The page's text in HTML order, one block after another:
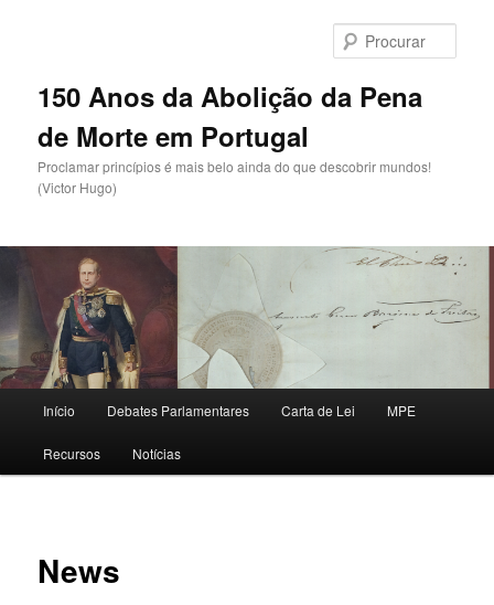
primário150 Anos da Abolição da Pena
de Morte em Portugal
Proclamar princípios é mais belo ainda do que descobrir mundos!
(Victor Hugo)
principal
Início Debates Parlamentares Carta de Lei MPE
Recursos Notícias
News